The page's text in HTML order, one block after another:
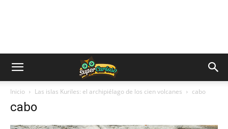
Inicio Las islas Kuriles: el archipiélago de los cien volcanes cabo
cabo